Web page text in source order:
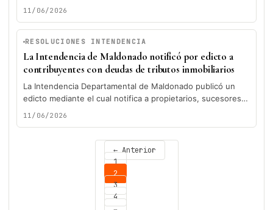
poseedores de distintos padrones del departamento,...
11/06/2026
RESOLUCIONES INTENDENCIA
La Intendencia de Maldonado notificó por edicto a
contribuyentes con deudas de tributos inmobiliarios
La Intendencia Departamental de Maldonado publicó un
edicto mediante el cual notifica a propietarios, sucesores a
cualquier título, ocupantes y...
11/06/2026
← Anterior
1
2
3
4